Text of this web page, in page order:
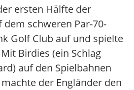
ersten Hälfte der
dem schweren Par-70-
Golf Club auf und spielte
Birdies (ein Schlag
auf den Spielbahnen
machte der Engländer den